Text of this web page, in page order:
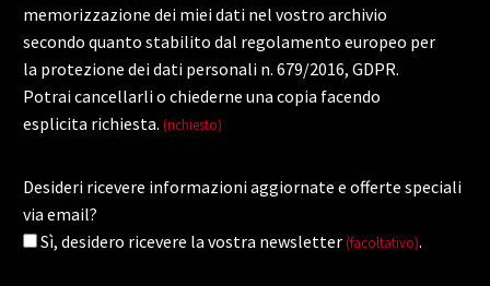
memorizzazione dei miei dati nel vostro archivio
secondo quanto stabilito dal regolamento europeo per
la protezione dei dati personali n. 679/2016, GDPR.
Potrai cancellarli o chiederne una copia facendo
esplicita richiesta. (richiesto)
Desideri ricevere informazioni aggiornate e offerte speciali
via email?
Sì, desidero ricevere la vostra newsletter (facoltativo).